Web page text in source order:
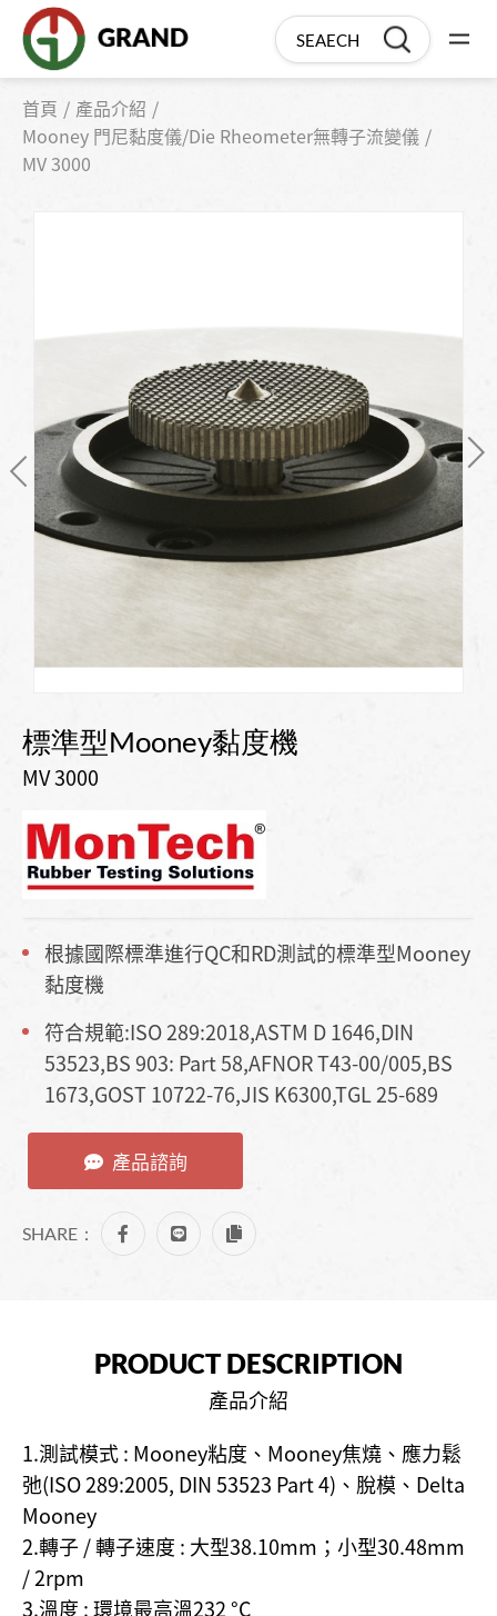
首頁
產品介紹
Mooney 門尼黏度儀/Die Rheometer無轉子流變儀
MV 3000
標準型Mooney黏度機
MV 3000
根據國際標準進行QC和RD測試的標準型Mooney
黏度機
符合規範:ISO 289:2018,ASTM D 1646,DIN
53523,BS 903: Part 58,AFNOR T43-00/005,BS
1673,GOST 10722-76,JIS K6300,TGL 25-689
產品諮詢
SHARE：
PRODUCT DESCRIPTION
產品介紹
1.測試模式 : Mooney粘度、Mooney焦燒、應力鬆
弛(ISO 289:2005, DIN 53523 Part 4)、脫模、Delta
Mooney
2.轉子 / 轉子速度 : 大型38.10mm；小型30.48mm
/ 2rpm
3.溫度 : 環境最高溫232 °C